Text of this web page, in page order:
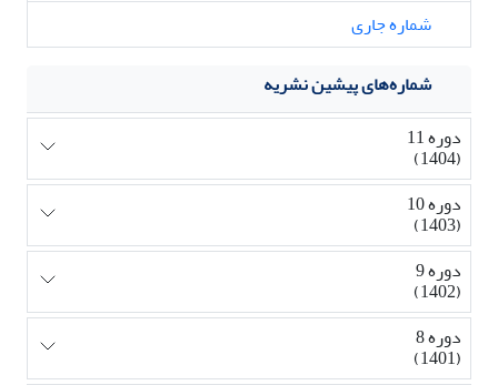
شماره جاری
شماره‌های پیشین نشریه
دوره 11
(1404)
دوره 10
(1403)
دوره 9
(1402)
دوره 8
(1401)